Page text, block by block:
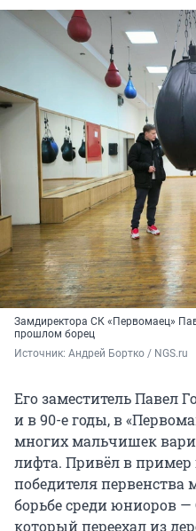
Замдиректора СК «Первомаец»
прошлом борец
Источник: Андрей Бортко / NGS.ru
Его заместитель Павел
и в 90-е годы, в
многих мальчишек
лифта. Привёл в пример
победителя первенства
борьбе среди юниоров —
который переехал из